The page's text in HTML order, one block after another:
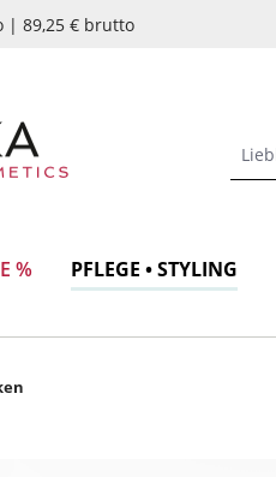
| 89,25 € brutto
% PFLEGE • STYLING